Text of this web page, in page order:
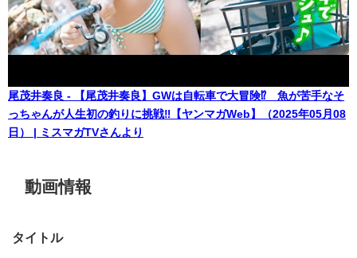
尾茂井奏良 - 【尾茂井奏良】GWは自転車で大冒険⁉️ 魚が苦手なそ
っちゃんが人生初の釣りに挑戦‼︎【ヤンマガWeb】（2025年05月08
日） | ミスマガTVさんより
動画情報
タイトル